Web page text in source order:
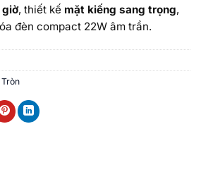
, thiết kế mặt kiếng sang trọng,
đèn compact 22W âm trần.